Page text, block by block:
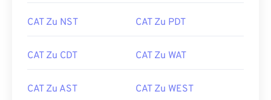
CAT Zu NST CAT Zu PDT
CAT Zu CDT CAT Zu WAT
CAT Zu AST CAT Zu WEST